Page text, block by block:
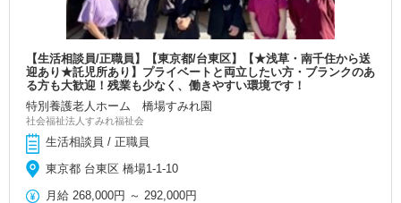
【生活相談員/正職員】【東京都/台東区】【★浅草・南千住から送
迎あり★託児所あり】プライベートと両立したい方・ブランクのあ
る方も大歓迎！残業も少なく、働きやすい環境です！
特別養護老人ホーム 橋場すみれ園
社会福祉法人すみれ福祉会
生活相談員 / 正職員
東京都 台東区 橋場1-1-10
月給 268,000円 ～ 292,000円